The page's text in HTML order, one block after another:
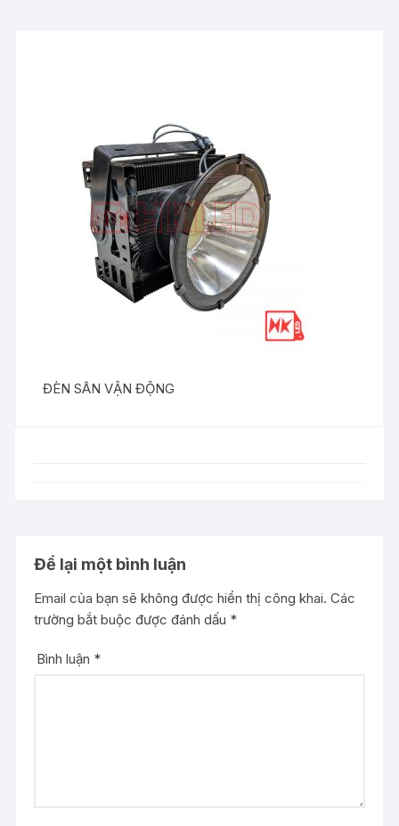
ĐÈN SÂN VẬN ĐỘNG
Để lại một bình luận
Email của bạn sẽ không được hiển thị công khai. Các
trường bắt buộc được đánh dấu *
Bình luận *